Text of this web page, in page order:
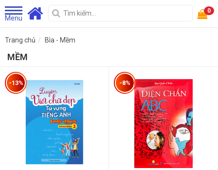
Menu
0
Trang chủ Bìa - Mềm
MỀM
-13% -8%